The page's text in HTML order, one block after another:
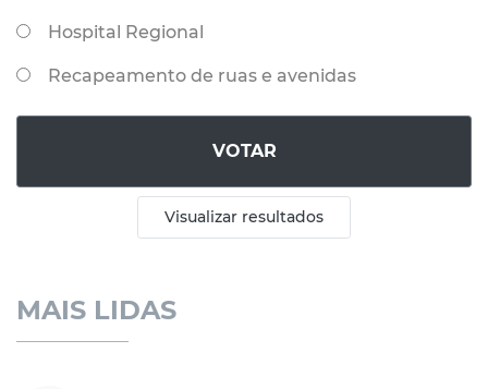
Hospital Regional
Recapeamento de ruas e avenidas
VOTAR
Visualizar resultados
MAIS LIDAS